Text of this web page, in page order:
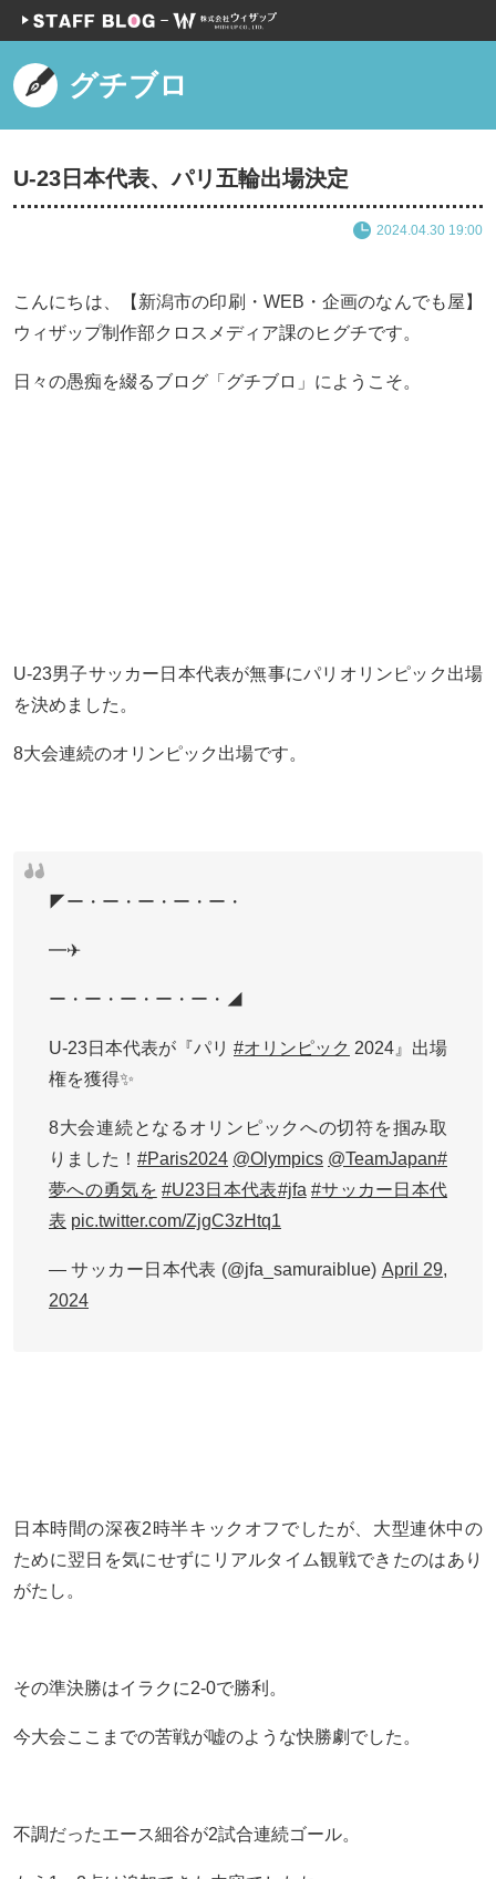
グチブロ
U-23日本代表、パリ五輪出場決定
2024.04.30 19:00
こんにちは、【新潟市の印刷・WEB・企画のなんでも屋】
ウィザップ制作部クロスメディア課のヒグチです。
日々の愚痴を綴るブログ「グチブロ」にようこそ。
U-23男子サッカー日本代表が無事にパリオリンピック出場
を決めました。
8大会連続のオリンピック出場です。
◤ー・ー・ー・ー・ー・
━✈
ー・ー・ー・ー・ー・◢
U-23日本代表が『パリ #オリンピック 2024』出場
権を獲得✨
8大会連続となるオリンピックへの切符を掴み取
りました！ #Paris2024 @Olympics @TeamJapan#
夢への勇気を #U23日本代表#jfa #サッカー日本代
表 pic.twitter.com/ZjgC3zHtq1
— サッカー日本代表 (@jfa_samuraiblue) April 29,
2024
日本時間の深夜2時半キックオフでしたが、大型連休中の
ために翌日を気にせずにリアルタイム観戦できたのはあり
がたし。
その準決勝はイラクに2-0で勝利。
今大会ここまでの苦戦が嘘のような快勝劇でした。
不調だったエース細谷が2試合連続ゴール。